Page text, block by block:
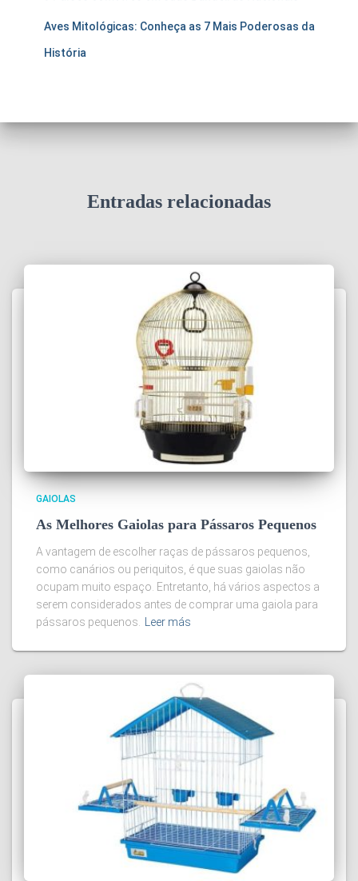
Aves Mitológicas: Conheça as 7 Mais Poderosas da
História
Entradas relacionadas
GAIOLAS
As Melhores Gaiolas para Pássaros Pequenos
A vantagem de escolher raças de pássaros pequenos,
como canários ou periquitos, é que suas gaiolas não
ocupam muito espaço. Entretanto, há vários aspectos a
serem considerados antes de comprar uma gaiola para
pássaros pequenos.
Leer más